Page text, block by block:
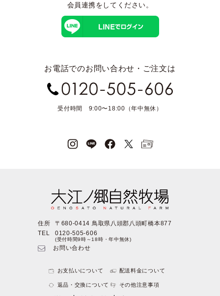
会員連携をしてください。
お電話でのお問い合わせ・ご注文は
受付時間 9:00〜18:00（年中無休）
住所
〒680-0414 鳥取県八頭郡八頭町橋本877
TEL
0120-505-606
(受付時間9時～18時・年中無休)
お問い合わせ
お支払いについて 配送料金について
返品・交換について その他注意事項